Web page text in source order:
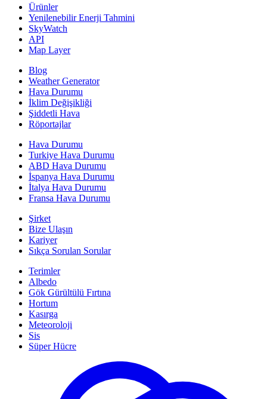
Ürünler
Yenilenebilir Enerji Tahmini
SkyWatch
API
Map Layer
Blog
Weather Generator
Hava Durumu
İklim Değişikliği
Şiddetli Hava
Röportajlar
Hava Durumu
Turkiye Hava Durumu
ABD Hava Durumu
İspanya Hava Durumu
İtalya Hava Durumu
Fransa Hava Durumu
Şirket
Bize Ulaşın
Kariyer
Sıkça Sorulan Sorular
Terimler
Albedo
Gök Gürültülü Fırtına
Hortum
Kasırga
Meteoroloji
Sis
Süper Hücre